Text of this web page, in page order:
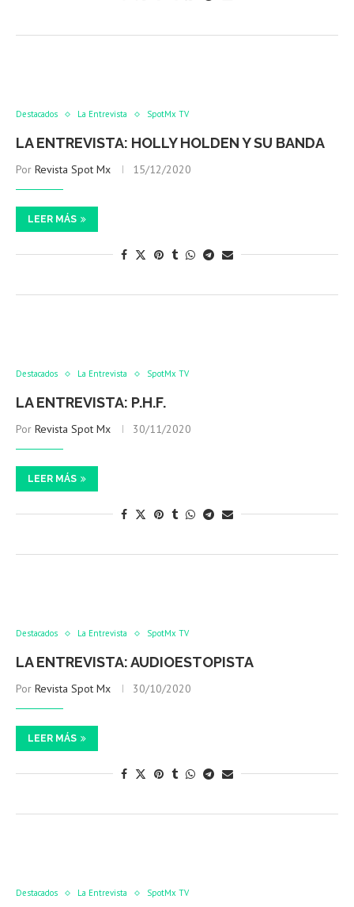
Destacados La Entrevista SpotMx TV
LA ENTREVISTA: HOLLY HOLDEN Y SU BANDA
Por Revista Spot Mx 15/12/2020
LEER MÁS
Destacados La Entrevista SpotMx TV
LA ENTREVISTA: P.H.F.
Por Revista Spot Mx 30/11/2020
LEER MÁS
Destacados La Entrevista SpotMx TV
LA ENTREVISTA: AUDIOESTOPISTA
Por Revista Spot Mx 30/10/2020
LEER MÁS
Destacados La Entrevista SpotMx TV